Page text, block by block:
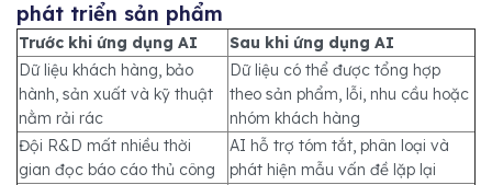
phát triển sản phẩm
Trước khi ứng dụng AI
Sau khi ứng dụng AI
Dữ liệu khách hàng, bảo
hành, sản xuất và kỹ thuật
nằm rải rác
Dữ liệu có thể được tổng hợp
theo sản phẩm, lỗi, nhu cầu hoặc
nhóm khách hàng
Đội R&D mất nhiều thời
gian đọc báo cáo thủ công
AI hỗ trợ tóm tắt, phân loại và
phát hiện mẫu vấn đề lặp lại